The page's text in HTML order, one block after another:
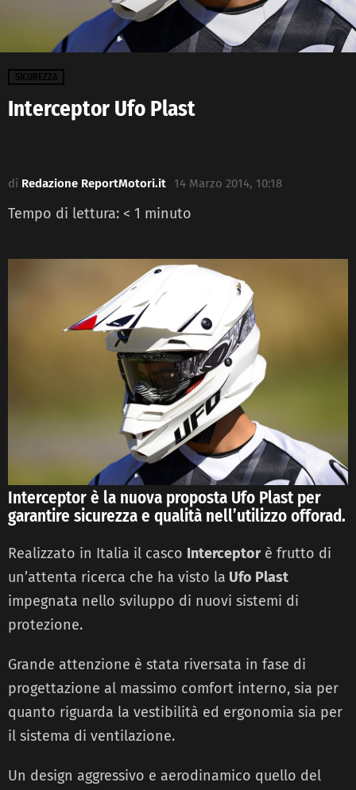
SICUREZZA
Interceptor Ufo Plast
di Redazione ReportMotori.it 14 Marzo 2014, 10:18
Tempo di lettura: < 1 minuto
Interceptor è la nuova proposta Ufo Plast per
garantire sicurezza e qualità nell’utilizzo offorad.
Realizzato in Italia il casco Interceptorè frutto di
un’attenta ricerca che ha visto la Ufo Plast
impegnata nello sviluppo di nuovi sistemi di
protezione.
Grande attenzione è stata riversata in fase di
progettazione al massimo comfort interno, sia per
quanto riguarda la vestibilità ed ergonomia sia per
il sistema di ventilazione.
Un design aggressivo e aerodinamico quello del